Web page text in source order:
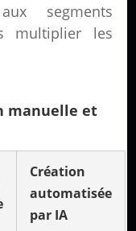
segments
multiplier les
manuelle et
Création
automatisée
par IA